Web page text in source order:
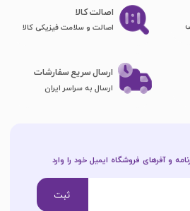
اصا​​​​​​​لت کالا
اصالت و سلامت فیزیکی کالا
ارسال سریع سفارشات
ارسال به سراسر ایران
و آفرهای فروشگاه ایمیل خود را وارد
ثبت